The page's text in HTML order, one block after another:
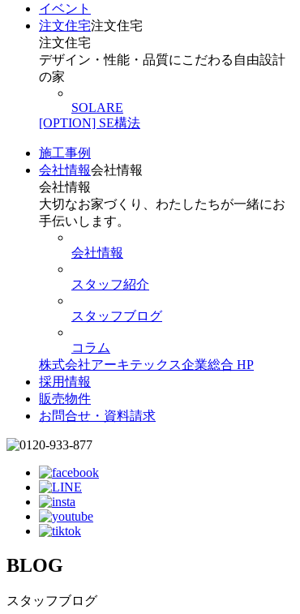
イベント
注文住宅注文住宅
注文住宅
デザイン・性能・品質にこだわる自由設計
の家
SOLARE
[OPTION] SE構法
施工事例
会社情報会社情報
会社情報
大切なお家づくり、わたしたちが一緒にお
手伝いします。
会社情報
スタッフ紹介
スタッフブログ
コラム
株式会社アーキテックス企業総合 HP
採用情報
販売物件
お問合せ・資料請求
BLOG
スタッフブログ